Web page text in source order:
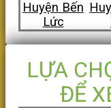
Huyện Bến
Lức
LỰA
ĐỂ